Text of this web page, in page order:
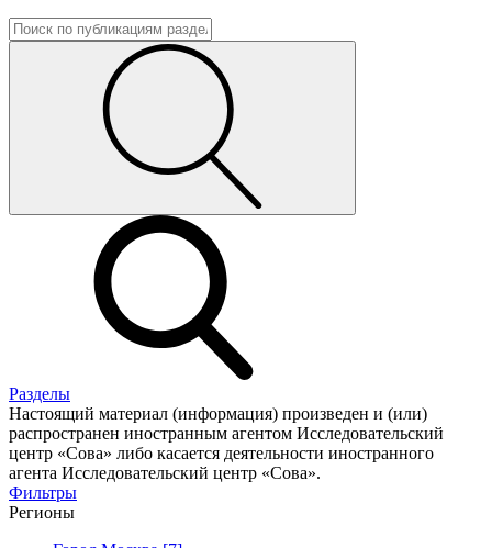
Разделы
Настоящий материал (информация) произведен и (или)
распространен иностранным агентом Исследовательский
центр «Сова» либо касается деятельности иностранного
агента Исследовательский центр «Сова».
Фильтры
Регионы